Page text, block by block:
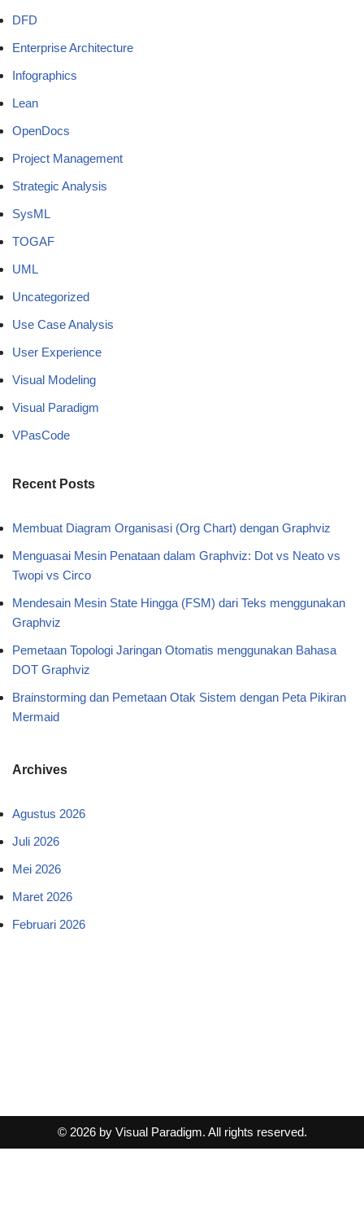
DFD
Enterprise Architecture
Infographics
Lean
OpenDocs
Project Management
Strategic Analysis
SysML
TOGAF
UML
Uncategorized
Use Case Analysis
User Experience
Visual Modeling
Visual Paradigm
VPasCode
Recent Posts
Membuat Diagram Organisasi (Org Chart) dengan Graphviz
Menguasai Mesin Penataan dalam Graphviz: Dot vs Neato vs
Twopi vs Circo
Mendesain Mesin State Hingga (FSM) dari Teks menggunakan
Graphviz
Pemetaan Topologi Jaringan Otomatis menggunakan Bahasa
DOT Graphviz
Brainstorming dan Pemetaan Otak Sistem dengan Peta Pikiran
Mermaid
Archives
Agustus 2026
Juli 2026
Mei 2026
Maret 2026
Februari 2026
© 2026 by Visual Paradigm. All rights reserved.